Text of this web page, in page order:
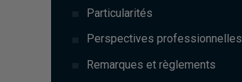
Particularités
Perspectives professionnelles
Remarques et règlements